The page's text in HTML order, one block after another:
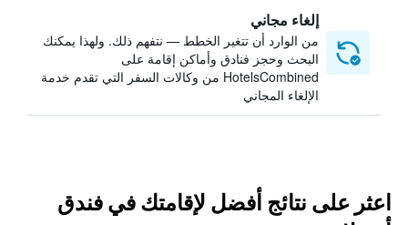
إلغاء مجاني
من الوارد أن تتغير الخطط — نتفهم ذلك. ولهذا يمكنك
البحث وحجز فنادق وأماكن إقامة على
HotelsCombined من وكالات السفر التي تقدم خدمة
الإلغاء المجاني
اعثر على نتائج أفضل لإقامتك في فندق